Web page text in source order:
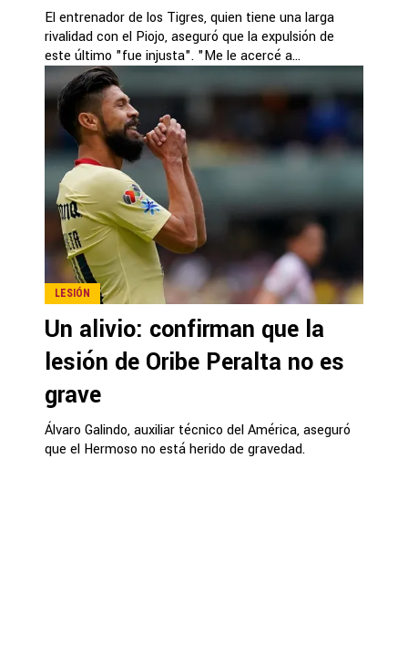
El entrenador de los Tigres, quien tiene una larga
rivalidad con el Piojo, aseguró que la expulsión de
este último "fue injusta". "Me le acercé a...
LESIÓN
Un alivio: confirman que la
lesión de Oribe Peralta no es
grave
Álvaro Galindo, auxiliar técnico del América, aseguró
que el Hermoso no está herido de gravedad.